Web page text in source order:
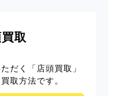
取
だく「店頭買取」
取方法です。